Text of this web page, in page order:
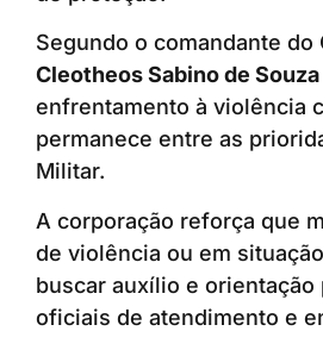
Segundo o comandante do
Cleotheos Sabino de
enfrentamento à violência
permanece entre as
Militar.
A corporação reforça que
de violência ou em
buscar auxílio e orientação
oficiais de atendimento e